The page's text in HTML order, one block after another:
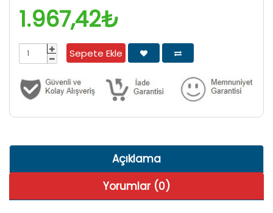
1.967,42₺
Sepete Ekle
Açıklama
Yorumlar (0)